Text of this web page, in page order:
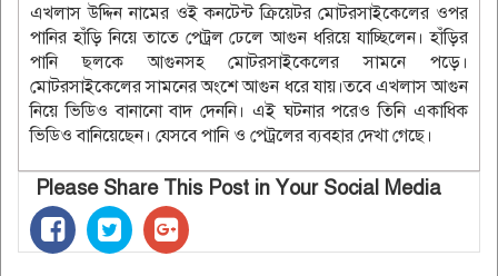
এখলাস উদ্দিন নামের ওই কনটেন্ট ক্রিয়েটর মোটরসাইকেলের ওপর
পানির হাঁড়ি নিয়ে তাতে পেট্রল ঢেলে আগুন ধরিয়ে যাচ্ছিলেন। হাঁড়ির
পানি ছলকে আগুনসহ মোটরসাইকেলের সামনে পড়ে।
মোটরসাইকেলের সামনের অংশে আগুন ধরে যায়।তবে এখলাস আগুন
নিয়ে ভিডিও বানানো বাদ দেননি। এই ঘটনার পরেও তিনি একাধিক
ভিডিও বানিয়েছেন। যেসবে পানি ও পেট্রলের ব্যবহার দেখা গেছে।
Please Share This Post in Your Social Media